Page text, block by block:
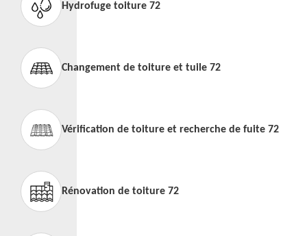
Hydrofuge toiture 72
Changement de toiture et tuile 72
Vérification de toiture et recherche de fuite 72
Rénovation de toiture 72